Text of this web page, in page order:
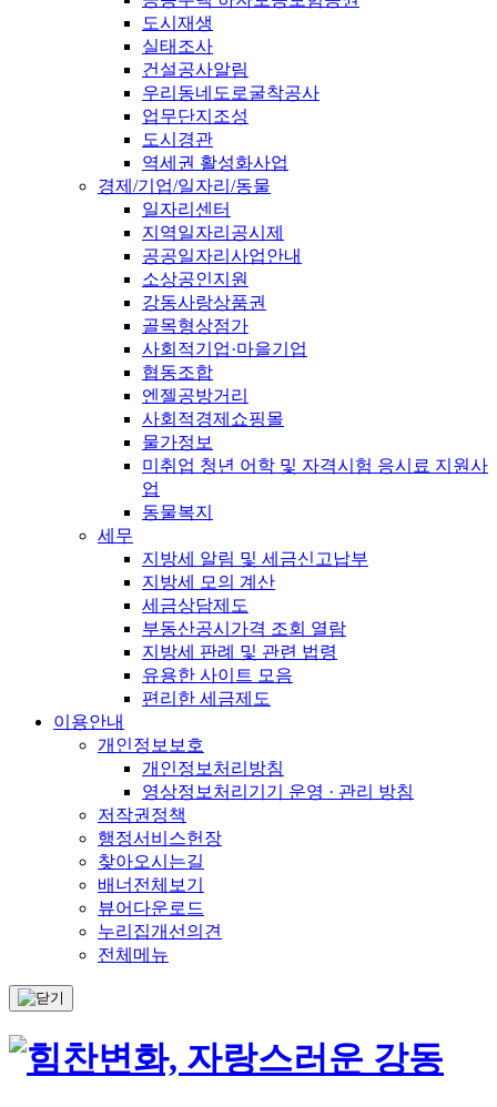
도시재생
실태조사
건설공사알림
우리동네도로굴착공사
업무단지조성
도시경관
역세권 활성화사업
경제/기업/일자리/동물
일자리센터
지역일자리공시제
공공일자리사업안내
소상공인지원
강동사랑상품권
골목형상점가
사회적기업·마을기업
협동조합
엔젤공방거리
사회적경제쇼핑몰
물가정보
미취업 청년 어학 및 자격시험 응시료 지원사
업
동물복지
세무
지방세 알림 및 세금신고납부
지방세 모의 계산
세금상담제도
부동산공시가격 조회 열람
지방세 판례 및 관련 법령
유용한 사이트 모음
편리한 세금제도
이용안내
개인정보보호
개인정보처리방침
영상정보처리기기 운영 · 관리 방침
저작권정책
행정서비스헌장
찾아오시는길
배너전체보기
뷰어다운로드
누리집개선의견
전체메뉴